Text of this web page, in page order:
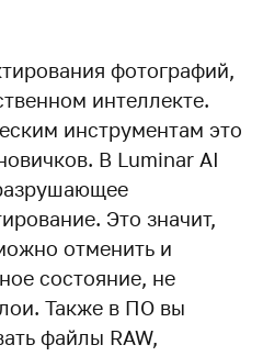
фотографий,
интеллекте.
инструментам это
В Luminar AI
Это значит,
отменить и
состояние, не
Также в ПО вы
файлы RAW,